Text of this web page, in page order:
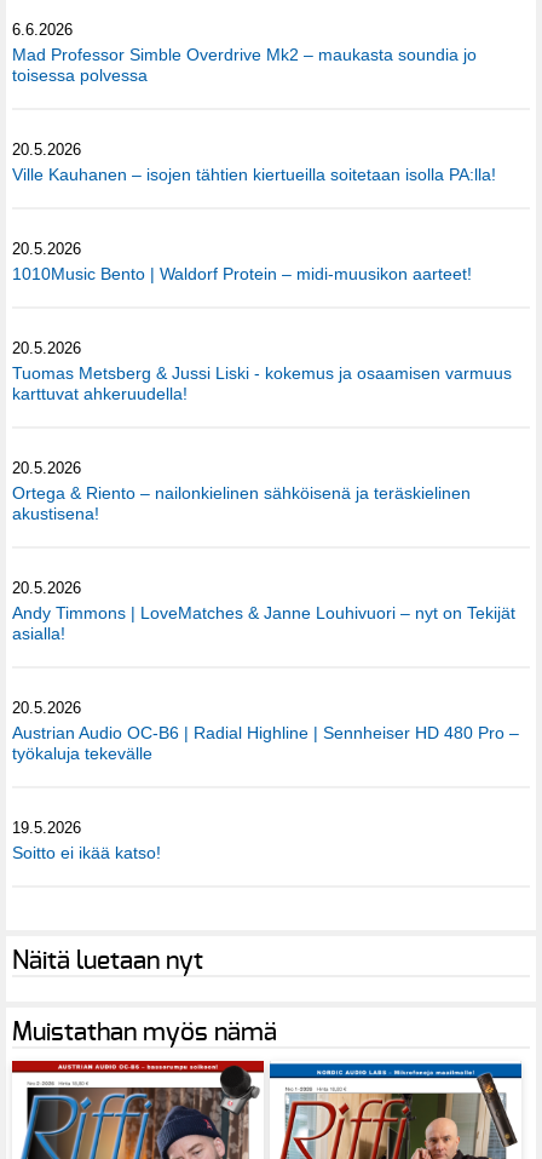
6.6.2026
Mad Professor Simble Overdrive Mk2 – maukasta soundia jo
toisessa polvessa
20.5.2026
Ville Kauhanen – isojen tähtien kiertueilla soitetaan isolla PA:lla!
20.5.2026
1010Music Bento | Waldorf Protein – midi-muusikon aarteet!
20.5.2026
Tuomas Metsberg & Jussi Liski - kokemus ja osaamisen varmuus
karttuvat ahkeruudella!
20.5.2026
Ortega & Riento – nailonkielinen sähköisenä ja teräskielinen
akustisena!
20.5.2026
Andy Timmons | LoveMatches & Janne Louhivuori – nyt on Tekijät
asialla!
20.5.2026
Austrian Audio OC-B6 | Radial Highline | Sennheiser HD 480 Pro –
työkaluja tekevälle
19.5.2026
Soitto ei ikää katso!
Näitä luetaan nyt
Muistathan myös nämä